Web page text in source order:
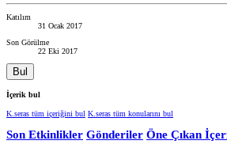
Katılım
31 Ocak 2017
Son Görülme
22 Eki 2017
Bul
İçerik bul
K.seras tüm içeriğini bul K.seras tüm konularını bul
Son Etkinlikler Gönderiler Öne Çıkan